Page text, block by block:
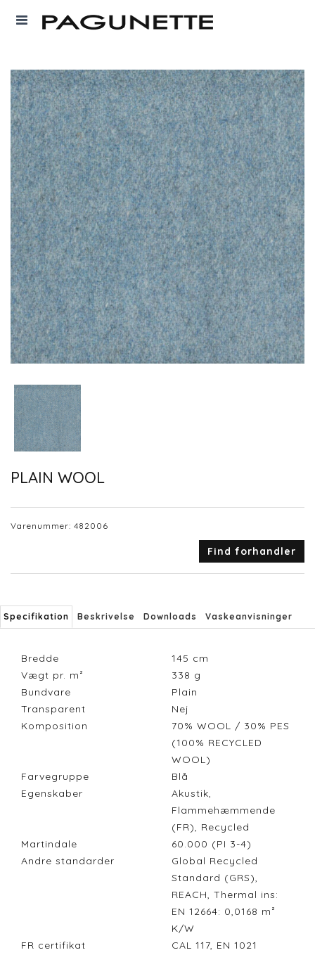
PLAIN WOOL
Varenummer: 482006
Find forhandler
Specifikation Beskrivelse Downloads Vaskeanvisninger
Bredde 145 cm
Vægt pr. m²
338 g
Bundvare
Plain
Transparent
Nej
Komposition
70% WOOL / 30% PES
(100% RECYCLED
WOOL)
Farvegruppe
Blå
Egenskaber
Akustik,
Flammehæmmende
(FR), Recycled
Martindale
60.000 (PI 3-4)
Andre standarder
Global Recycled
Standard (GRS),
REACH, Thermal ins:
EN 12664: 0,0168 m²
K/W
FR certifikat
CAL 117, EN 1021